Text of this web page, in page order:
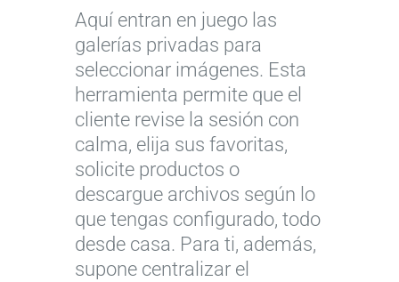
Aquí entran en juego las
galerías privadas para
seleccionar imágenes. Esta
herramienta permite que el
cliente revise la sesión con
calma, elija sus favoritas,
solicite productos o
descargue archivos según lo
que tengas configurado, todo
desde casa. Para ti, además,
supone centralizar el